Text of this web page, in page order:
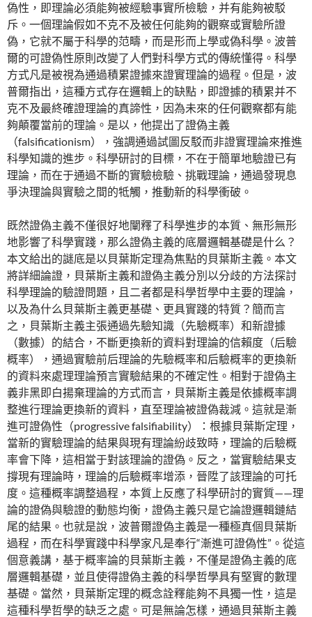
偽性，即理論必須能夠被經驗事實所檢驗，并有能夠被駁
斥。一個理論假如不克不及被任何能夠的觀察或實驗所證
偽，它就不屬于科學的范疇，而是形而上學或偽科學。波普
爾的可證偽性原則改變了人們對科學方式的傳統懂得。科學
方式凡是被視為通過積累證據來證實理論的過程。但是，波
普爾指出，這種方式存在邏輯上的缺點，即證據的積累并不
克不及最終確證理論的真諦性，因為未來的任何觀察都有能
夠顛覆當前的理論。是以，他提出了證偽主義
（falsificationism），強調通過試圖反駁而非證實理論來推進
科學知識的進步。科學研討的目標，不在于簡單地驗證已有
理論，而在于通過不斷的實驗檢驗、挑戰理論，通過發現息
爭決理論與實驗之間的牴觸，推動新的科學衝破。
既然證偽主義不僅很好地闡釋了科學進步的本質、無形無形
地影響了科學實踐，那么證偽主義的底層邏輯基礎是什么？
本文給出的謎底是以貝葉斯定理為焦點的貝葉斯主義。本文
將詳細論證，貝葉斯主義和證偽主義分別以分歧的方法探討
科學理論的驗證問題，且二者都是科學哲學中主要的理論，
以及為什么貝葉斯主義更基礎、更具實踐的特質？簡而言
之，貝葉斯主義主張通過先驗知識（先驗概率）和新證據
（數據）的結合，不斷更換新的資料對理論的信賴度（后驗
概率），通過實驗前后理論的先驗概率和后驗概率的更換新
的資料來處理理論預言實驗結果的不確定性。相對于證偽主
義非黑即白揚棄理論的方式而言，貝葉斯主義是依據概率調
整進行理論更換新的資料，直至理論被證偽裁減。這就是漸
進可證偽性（progressive falsifiability）：根據貝葉斯定理，
當新的實驗理論的結果與現有理論紛歧致時，理論的后驗概
率會下降，這相當于對該理論的證偽。反之，當實驗結果支
撐現有理論時，理論的后驗概率增添，晉陞了該理論的可托
度。這種概率調整過程，本質上反應了科學研討的實質——理
論的證偽與驗證的動態均衡，證偽主義只是它論證邏輯鏈結
尾的結果。也就是說，波普爾證偽主義是一種極真個貝葉斯
過程，而在科學實踐中科學家凡是奉行“漸進可證偽性”。從這
個意義講，基于概率論的貝葉斯主義，不僅是證偽主義的底
層邏輯基礎，並且使得證偽主義的科學哲學具有堅實的數理
基礎。當然，貝葉斯定理的概念詮釋能夠不具獨一性，這是
這種科學哲學的缺乏之處。可是無論怎樣，通過貝葉斯主義